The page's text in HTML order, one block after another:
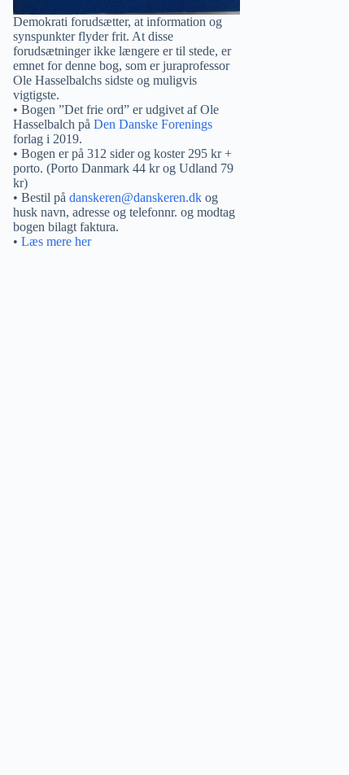
Demokrati forudsætter, at information og
synspunkter flyder frit. At disse
forudsætninger ikke længere er til stede, er
emnet for denne bog, som er juraprofessor
Ole Hasselbalchs sidste og muligvis
vigtigste.
• Bogen ”Det frie ord” er udgivet af Ole
Hasselbalch påDen Danske Forenings
forlag i 2019.
• Bogen er på 312 sider og koster 295 kr +
porto. (Porto Danmark 44 kr og Udland 79
kr)
• Bestil pådanskeren@danskeren.dk og
husk navn, adresse og telefonnr. og modtag
bogen bilagt faktura.
•Læs mere her